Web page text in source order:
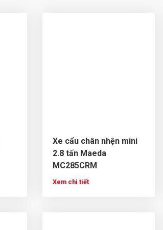
Xe cẩu chân nhện mini
2.8 tấn Maeda
MC285CRM
Xem chi tiết